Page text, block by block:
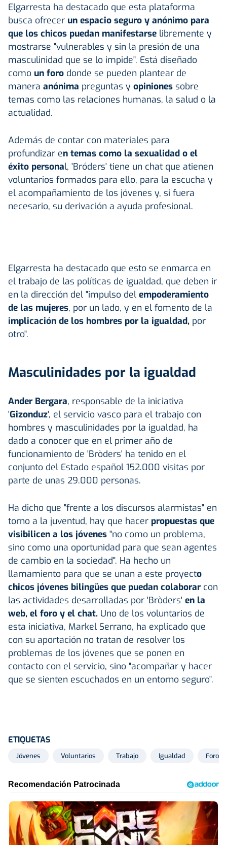
Elgarresta ha destacado que esta plataforma
busca ofrecer un espacio seguro y anónimo para
que los chicos puedan manifestarse libremente y
mostrarse "vulnerables y sin la presión de una
masculinidad que se lo impide". Está diseñado
como un foro donde se pueden plantear de
manera anónima preguntas y opiniones sobre
temas como las relaciones humanas, la salud o la
actualidad.
Además de contar con materiales para
profundizar en temas como la sexualidad o el
éxito personal, 'Bróders' tiene un chat que atienen
voluntarios formados para ello, para la escucha y
el acompañamiento de los jóvenes y, si fuera
necesario, su derivación a ayuda profesional.
Elgarresta ha destacado que esto se enmarca en
el trabajo de las políticas de igualdad, que deben ir
en la dirección del "impulso del empoderamiento
de las mujeres, por un lado, y en el fomento de la
implicación de los hombres por la igualdad, por
otro".
Masculinidades por la igualdad
Ander Bergara, responsable de la iniciativa
'Gizonduz', el servicio vasco para el trabajo con
hombres y masculinidades por la igualdad, ha
dado a conocer que en el primer año de
funcionamiento de 'Bròders' ha tenido en el
conjunto del Estado español 152.000 visitas por
parte de unas 29.000 personas.
Ha dicho que "frente a los discursos alarmistas" en
torno a la juventud, hay que hacer propuestas que
visibilicen a los jóvenes "no como un problema,
sino como una oportunidad para que sean agentes
de cambio en la sociedad". Ha hecho un
llamamiento para que se unan a este proyecto
chicos jóvenes bilingües que puedan colaborar con
las actividades desarrolladas por 'Bròders' en la
web, el foro y el chat. Uno de los voluntarios de
esta iniciativa, Markel Serrano, ha explicado que
con su aportación no tratan de resolver los
problemas de los jóvenes que se ponen en
contacto con el servicio, sino "acompañar y hacer
que se sienten escuchados en un entorno seguro".
ETIQUETAS
Jóvenes Voluntarios Trabajo Igualdad Foro